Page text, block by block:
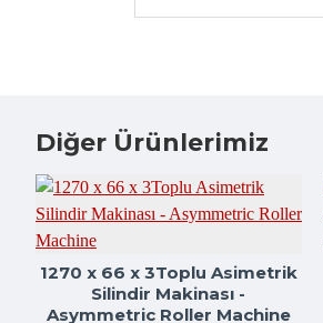
Diğer Ürünlerimiz
1270 x 66 x 3Toplu Asimetrik
Silindir Makinası -
Asymmetric Roller Machine